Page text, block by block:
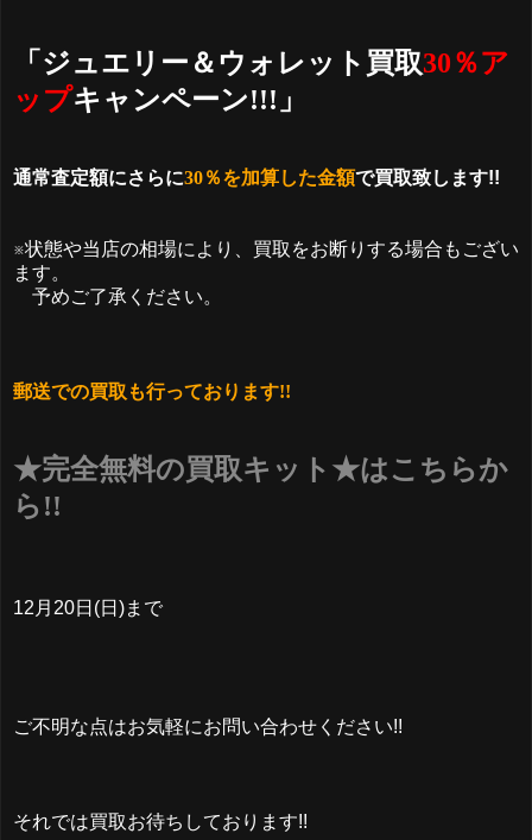
「ジュエリー＆ウォレット買取30％ア
ップキャンペーン!!!」
通常査定額にさらに30％を加算した金額で買取致します!!
※状態や当店の相場により、買取をお断りする場合もござい
ます。
予めご了承ください。
郵送での買取も行っております!!
★完全無料の買取キット★はこちらか
ら!!
12月20日(日)まで
ご不明な点はお気軽にお問い合わせください!!
それでは買取お待ちしております!!